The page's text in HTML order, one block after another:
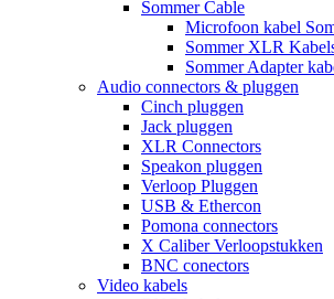
Sommer Cable
Microfoon kabel
Sommer XLR
Sommer Adapter
Audio connectors & pluggen
Cinch pluggen
Jack pluggen
XLR Connectors
Speakon pluggen
Verloop Pluggen
USB & Ethercon
Pomona connectors
X Caliber Verloopstukken
BNC conectors
Video kabels